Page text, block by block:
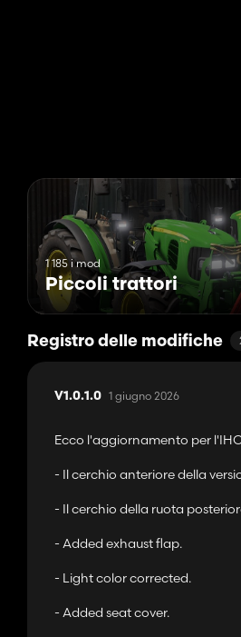
1 185 i mod
Piccoli trattori
Registro delle modifiche
V1.0.1.0 1 giugno 2026
Ecco l'aggiornamento per
- Il cerchio anteriore della
- Il cerchio della ruota
- Added exhaust flap.
- Light color corrected.
- Added seat cover.